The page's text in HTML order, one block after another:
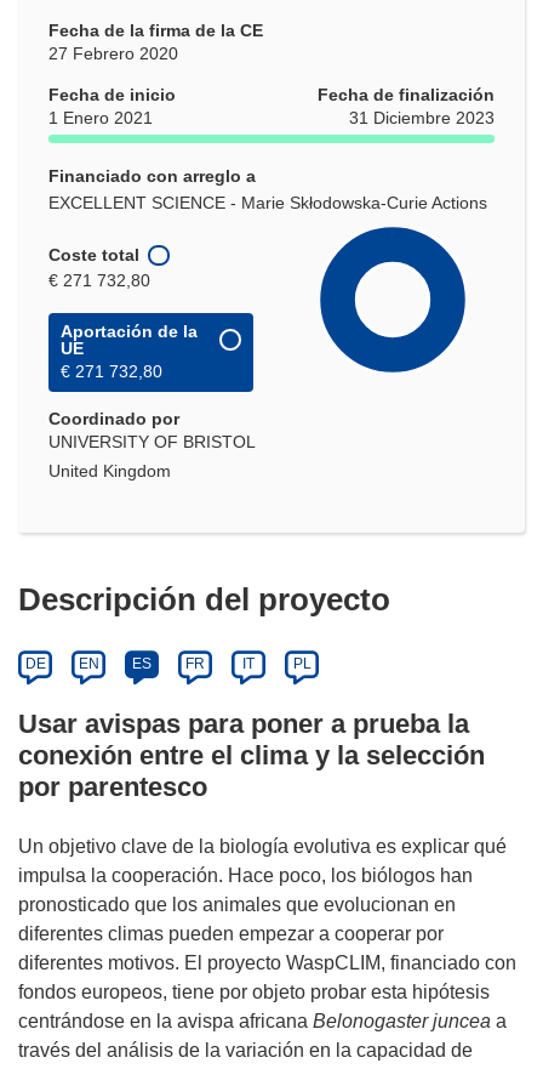
Fecha de la firma de la CE
27 Febrero 2020
Fecha de inicio
1 Enero 2021
Fecha de finalización
31 Diciembre 2023
Financiado con arreglo a
EXCELLENT SCIENCE - Marie Skłodowska-Curie Actions
Coste total
€ 271 732,80
Aportación de la
UE
€ 271 732,80
Coordinado por
UNIVERSITY OF BRISTOL
United Kingdom
Descripción del proyecto
DE EN ES FR IT PL
Usar avispas para poner a prueba la
conexión entre el clima y la selección
por parentesco
Un objetivo clave de la biología evolutiva es explicar qué
impulsa la cooperación. Hace poco, los biólogos han
pronosticado que los animales que evolucionan en
diferentes climas pueden empezar a cooperar por
diferentes motivos. El proyecto WaspCLIM, financiado con
fondos europeos, tiene por objeto probar esta hipótesis
centrándose en la avispa africana Belonogaster juncea a
través del análisis de la variación en la capacidad de